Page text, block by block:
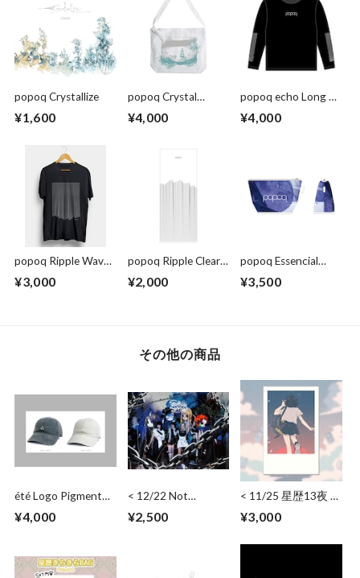
popoq Crystallize
¥1,600
popoq Crystal
¥4,000
popoq echo Long T-
¥4,000
popoq Ripple Wave
¥3,000
popoq Ripple Clear
¥2,000
popoq Essencial
¥3,500
その他の商品
été Logo Pigment
¥4,000
< 12/22 Not
> Solo Instax
¥2,500
< 11/25 星歴13夜 >
付・サイン･コメン
¥3,000